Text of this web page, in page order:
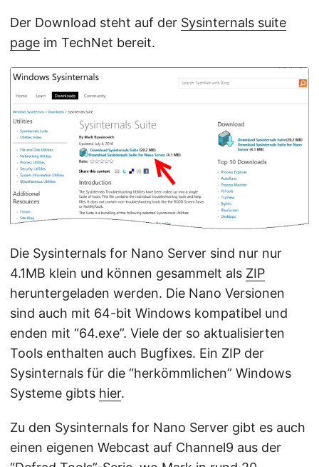
Der Download steht auf der Sysinternals suite
page im TechNet bereit.
Die Sysinternals for Nano Server sind nur nur
4.1MB klein und können gesammelt als ZIP
heruntergeladen werden. Die Nano Versionen
sind auch mit 64-bit Windows kompatibel und
enden mit “64.exe”. Viele der so aktualisierten
Tools enthalten auch Bugfixes. Ein ZIP der
Sysinternals für die “herkömmlichen” Windows
Systeme gibts hier.
Zu den Sysinternals for Nano Server gibt es auch
einen eigenen Webcast auf Channel9 aus der